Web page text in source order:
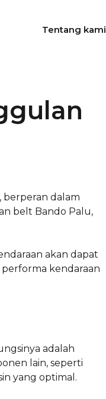
Tentang kami
berperan dalam
belt Bando Palu,
akan dapat
kendaraan
adalah
lain, seperti
yang optimal.